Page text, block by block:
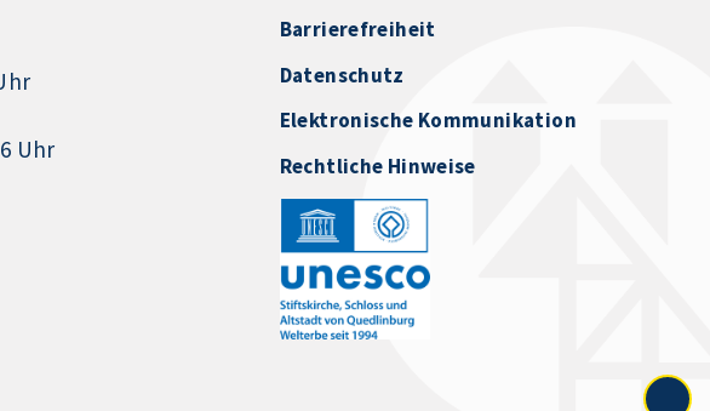
Uhr
Barrierefreiheit
Datenschutz
Elektronische Kommunikation
Rechtliche Hinweise